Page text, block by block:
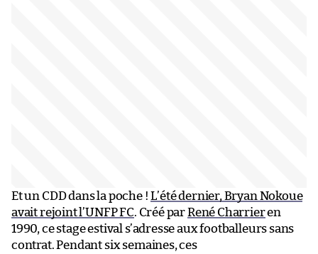
Et un CDD dans la poche !L’été dernier, Bryan Nokoue
avait rejoint l’UNFP FC. Créé parRené Charrieren
1990, ce stage estival s’adresse aux footballeurs sans
contrat. Pendant six semaines, ces